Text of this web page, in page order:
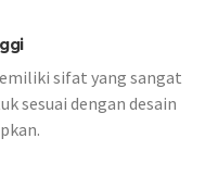
sifat yang sangat
sesuai dengan desain